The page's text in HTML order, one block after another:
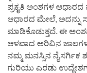
ಪ್ರಕೃತಿ ಅಂಶಗಳ
ಆಧಾರದ ಮೇಲೆ, ಅದನ್ನು
ಮಾಡಿಕೊಡುತ್ತದೆ. ಈ
ಆಳವಾದ ಅರಿವಿನ
ನಮ್ಮ ಮನಸ್ಸಿನ ನೈಸರ್ಗಿಕ
ಗುರಿಯು ಎರಡು